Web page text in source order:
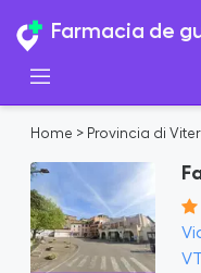
Farmacia de
Home > Provincia di